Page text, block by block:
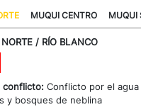
MUQUI CENTRO MUQUI
/ RÍO BLANCO
conflicto: Conflicto por el
y bosques de neblina